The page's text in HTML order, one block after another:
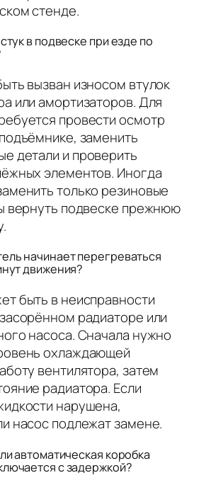
стенде.
в подвеске при езде по
вызван износом втулок
или амортизаторов. Для
провести осмотр
заменить
детали и проверить
элементов. Иногда
только резиновые
вернуть подвеске прежнюю
начинает перегреваться
движения?
быть в неисправности
радиаторе или
насоса. Сначала нужно
охлаждающей
вентилятора, затем
радиатора. Если
нарушена,
насос подлежат замене.
автоматическая коробка
с задержкой?